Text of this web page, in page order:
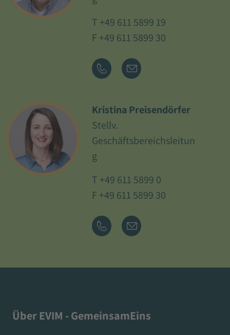
T +49 611 5899 19
F +49 611 5899 30
Kristina Preisendörfer
Stellv.
Geschäftsbereichsleitun
g
T +49 611 5899 0
F +49 611 5899 30
Über EVIM - GemeinsamEins